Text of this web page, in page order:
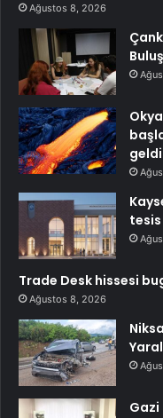
Ağustos 8, 2026
tesis
Trade Desk hissesi
Ağustos 8, 2026
Gazi